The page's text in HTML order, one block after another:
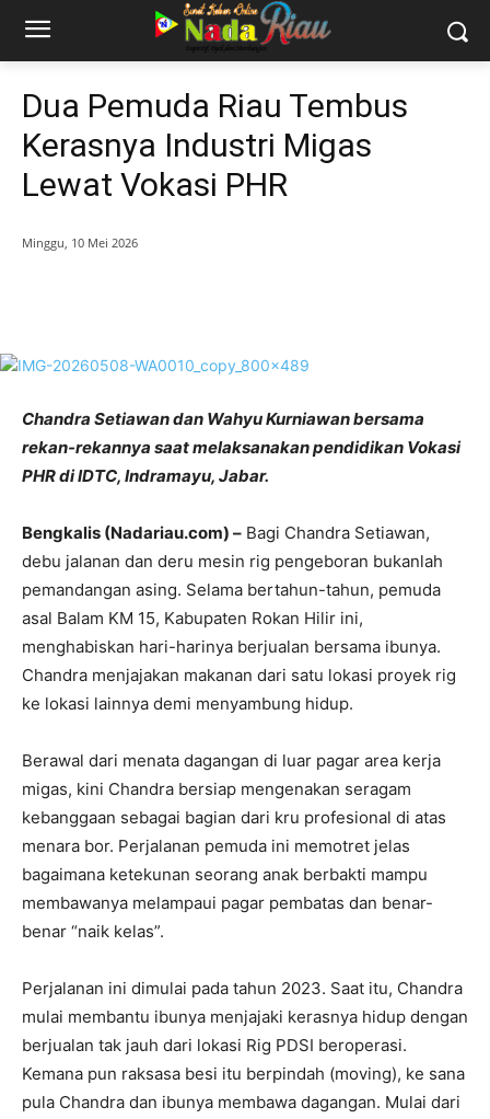
Dua Pemuda Riau Tembus
Kerasnya Industri Migas
Lewat Vokasi PHR
Minggu, 10 Mei 2026
Chandra Setiawan dan Wahyu Kurniawan bersama
rekan-rekannya saat melaksanakan pendidikan Vokasi
PHR di IDTC, Indramayu, Jabar.
Bengkalis (Nadariau.com) – Bagi Chandra Setiawan,
debu jalanan dan deru mesin rig pengeboran bukanlah
pemandangan asing. Selama bertahun-tahun, pemuda
asal Balam KM 15, Kabupaten Rokan Hilir ini,
menghabiskan hari-harinya berjualan bersama ibunya.
Chandra menjajakan makanan dari satu lokasi proyek rig
ke lokasi lainnya demi menyambung hidup.
Berawal dari menata dagangan di luar pagar area kerja
migas, kini Chandra bersiap mengenakan seragam
kebanggaan sebagai bagian dari kru profesional di atas
menara bor. Perjalanan pemuda ini memotret jelas
bagaimana ketekunan seorang anak berbakti mampu
membawanya melampaui pagar pembatas dan benar-
benar “naik kelas”.
Perjalanan ini dimulai pada tahun 2023. Saat itu, Chandra
mulai membantu ibunya menjajaki kerasnya hidup dengan
berjualan tak jauh dari lokasi Rig PDSI beroperasi.
Kemana pun raksasa besi itu berpindah (moving), ke sana
pula Chandra dan ibunya membawa dagangan. Mulai dari